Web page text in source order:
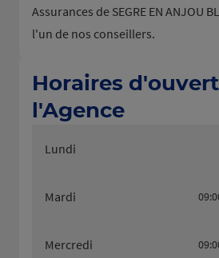
Assurances de SEGRE EN ANJOU
l'un de nos conseillers.
Horaires
l'Agence
Lundi
Mardi
Mercredi